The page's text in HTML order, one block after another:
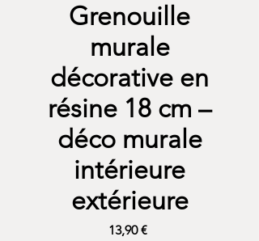
Grenouille
murale
décorative en
résine 18 cm –
déco murale
intérieure
extérieure
13,90 €Precio